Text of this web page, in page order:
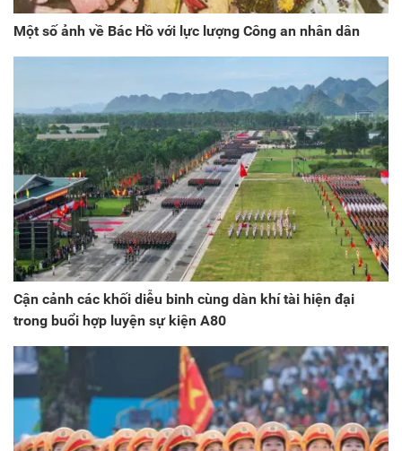
Một số ảnh về Bác Hồ với lực lượng Công an nhân dân
Cận cảnh các khối diễu binh cùng dàn khí tài hiện đại
trong buổi hợp luyện sự kiện A80